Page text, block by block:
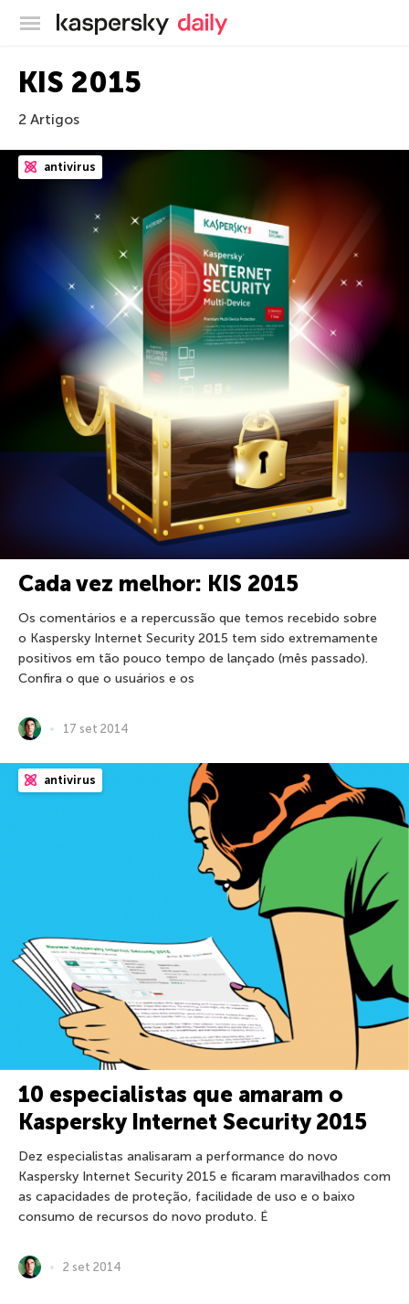
Blog oficial da Kaspersky
KIS 2015
2 Artigos
antivirus
Cada vez melhor: KIS 2015
Os comentários e a repercussão que temos recebido sobre
o Kaspersky Internet Security 2015 tem sido extremamente
positivos em tão pouco tempo de lançado (mês passado).
Confira o que o usuários e os
17 set 2014
antivirus
10 especialistas que amaram o
Kaspersky Internet Security 2015
Dez especialistas analisaram a performance do novo
Kaspersky Internet Security 2015 e ficaram maravilhados com
as capacidades de proteção, facilidade de uso e o baixo
consumo de recursos do novo produto. É
2 set 2014